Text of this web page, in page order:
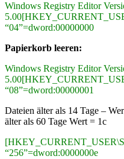
Windows Registry Editor
“04”=dword:00000000
Papierkorb leeren:
Windows Registry Editor
“08”=dword:00000001
Dateien älter als 14 Tage –
älter als 60 Tage Wert = 1c
“256”=dword:0000000e